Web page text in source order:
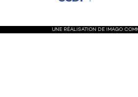
UNE RÉALISATION DE IMAGO